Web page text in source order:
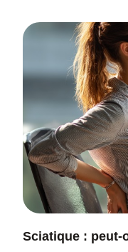
Sciatique : peut-